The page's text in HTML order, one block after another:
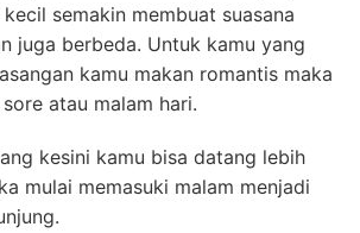
semakin membuat suasana
juga berbeda. Untuk kamu yang
kamu makan romantis maka
atau malam hari.
kesini kamu bisa datang lebih
mulai memasuki malam menjadi